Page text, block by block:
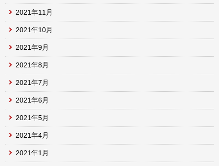
2021年11月
2021年10月
2021年9月
2021年8月
2021年7月
2021年6月
2021年5月
2021年4月
2021年1月